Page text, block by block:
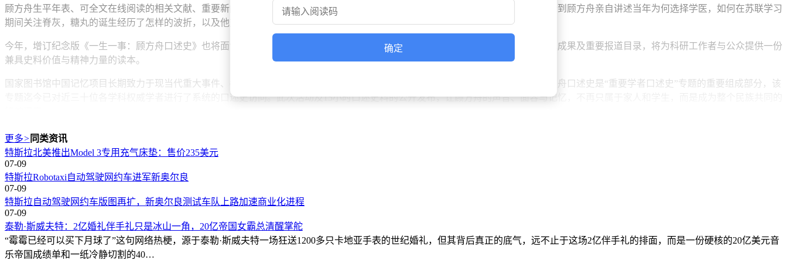
顾方舟生平年表、可全文在线阅读的相关文献、重要新闻报道等，并首次完整发布国家图书馆藏顾方舟视频口述史料。读者可以从中听到顾方舟亲自讲述当年为何选择学医，如何在苏联学习
期间关注脊灰，糖丸的诞生经历了怎样的波折，以及他对“一生一事”的朴素理解。
今年，增订纪念版《一生一事：顾方舟口述史》也将面世。与原版相比，该书补充了顾方舟家人的口述实录，修订了顾方舟年谱、学术成果及重要报道目录，将为科研工作者与公众提供一份
兼具史料价值与精神力量的读本。
国家图书馆中国记忆项目长期致力于现当代重大事件、各领域代表人物、非物质文化遗产和民众记忆的口述文献、影音文献建设。顾方舟口述史是“重要学者口述史”专题的重要组成部分，该
专题迄今已对近三十位各学科权威学者进行了系统的口述史访问。此次活动及15小时口述史料的公开发布，让顾方舟的声音、面容与记忆，不再只属于家人和学生，而是成为整个民族共同的
确定
更多> 同类资讯
特斯拉北美推出Model 3专用充气床垫：售价235美元
07-09
特斯拉Robotaxi自动驾驶网约车进军新奥尔良
07-09
特斯拉自动驾驶网约车版图再扩，新奥尔良测试车队上路加速商业化进程
07-09
泰勒·斯威夫特：2亿婚礼伴手礼只是冰山一角，20亿帝国女霸总清醒掌舵
“霉霉已经可以买下月球了”这句网络热梗，源于泰勒·斯威夫特一场狂送1200多只卡地亚手表的世纪婚礼，但其背后真正的底气，远不止于这场2亿伴手礼的排面，而是一份硬核的20亿美元音
乐帝国成绩单和一纸冷静切割的40…